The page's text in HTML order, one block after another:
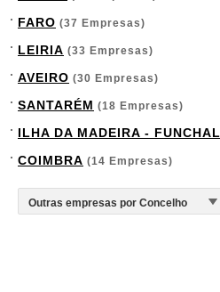
FARO (37 Empresas)
LEIRIA (33 Empresas)
AVEIRO (30 Empresas)
SANTARÉM (18 Empresas)
ILHA DA MADEIRA - FUNCHAL
COIMBRA (14 Empresas)